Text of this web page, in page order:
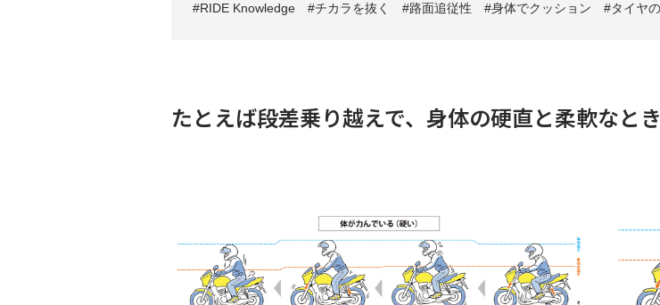
RIDE Knowledge チカラを抜く 路面追従性 身体でクッション タイヤ
たとえば段差乗り越えで、身体の硬直と柔軟なと